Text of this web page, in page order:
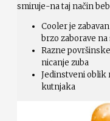
smiruje-na taj način
Cooler je
brzo zaborave
Razne
nicanje zuba
Jedinstveni oblik
kutnjaka